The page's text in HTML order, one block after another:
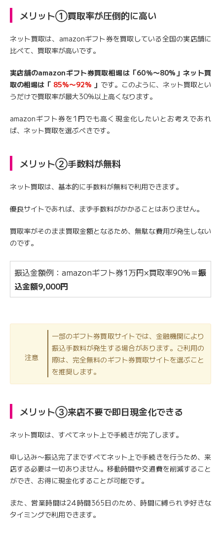
メリット①買取率が圧倒的に高い
ネット買取は、amazonギフト券を買取している全国の実店舗に
比べて、買取率が高いです。
実店舗のamazonギフト券買取相場は「60％〜80%」ネット買
取の相場は「 85%〜92% 」 です。このように、ネット買取とい
うだけで買取率が最大30%以上高くなります。
amazonギフト券を1円でも高く現金化したいとお考えであれ
ば、ネット買取を選ぶべきです。
メリット②手数料が無料
ネット買取は、基本的に手数料が無料で利用できます。
優良サイトであれば、まず手数料がかかることはありません。
買取率がそのまま買取金額となるため、無駄な費用が発生しない
のです。
振込金額例：amazonギフト券1万円×買取率90%＝振
込金額9,000円
注意
一部のギフト券買取サイトでは、金融機関により
振込手数料が発生する場合があります。ご利用の
際は、完全無料のギフト券買取サイトを選ぶこと
を推奨します。
メリット③来店不要で即日現金化できる
ネット買取は、すべてネット上で手続きが完了します。
申し込み〜振込完了まですべてネット上で手続きを行うため、来
店する必要は一切ありません。移動時間や交通費を削減すること
ができ、お得に現金化することが可能です。
また、営業時間は24時間365日のため、時間に縛られず好きな
タイミングで利用できます。